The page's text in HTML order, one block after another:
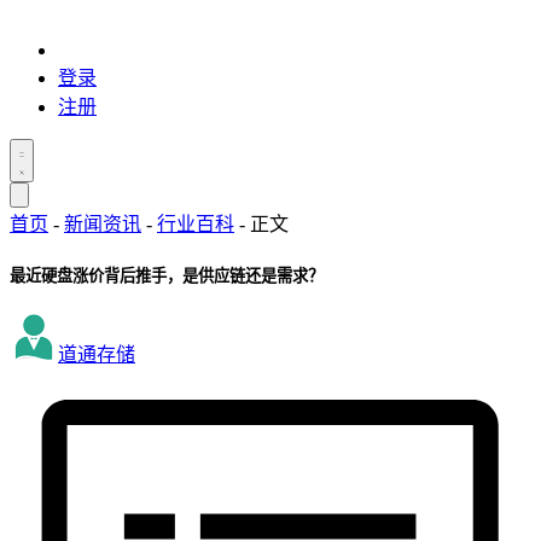
登录
注册
首页 - 新闻资讯 - 行业百科 - 正文
最近硬盘涨价背后推手，是供应链还是需求？
道通存储